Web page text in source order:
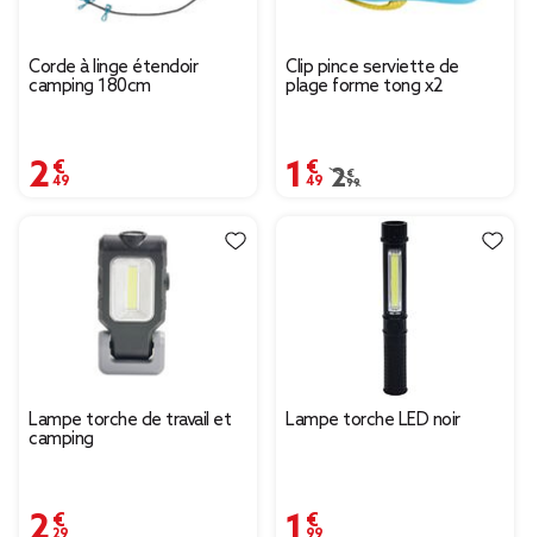
Corde à linge étendoir
camping 180cm
2,49 €
Clip pince serviette de
plage forme tong x2
1,49 €
Prix remisé de 2,99 €
2,99 €
Lampe torche de travail et
camping
2,29 €
Lampe torche LED noir
1,99 €